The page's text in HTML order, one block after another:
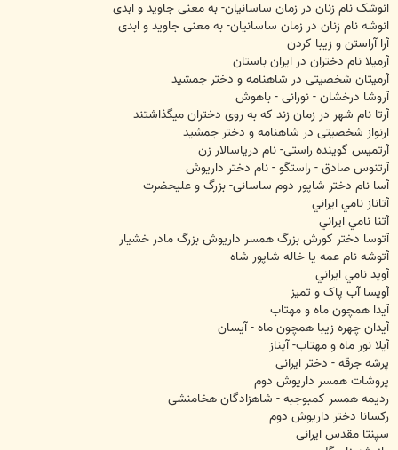
انوشک نام زنان در زمان ساسانیان- به معنی جاوید و ابدی
انوشه نام زنان در زمان ساسانیان- به معنی جاوید و ابدی
آرا آراستن و زیبا کردن
آرمیلا نام دختران در ایران باستان
آرمیتان شخصیتی در شاهنامه و دختر جمشید
آروشا درخشان - نورانی - باهوش
آرتا نام شهر در زمان زند که به روی دختران میگذاشتند
ارنواز شخصیتی در شاهنامه و دختر جمشید
آرتمیس گوینده راستی- نام دریاسالار زن
آرتنوس صادق - راستگو - نام دختر داریوش
آسا نام دختر شاپور دوم ساسانی- بزرگ و علیحضرت
آتاناز نامي ايراني
آتنا نامي ايراني
آتوسا دختر کورش بزرگ همسر داریوش بزرگ مادر خشیار
آتوشه نام عمه یا خاله شاپور شاه
آوید نامي ايراني
آویسا آب پاک و تمیز
آیدا همچون ماه و مهتاب
آیدان چهره زیبا همچون ماه - آیسان
آیلا نور ماه و مهتاب- آیناز
پرشه جرقه - دختر ایرانی
پروشات همسر داریوش دوم
ردیمه همسر کمبوجبه - شاهزادگان هخامنشی
رکسانا دختر داریوش دوم
سپنتا مقدس ایرانی